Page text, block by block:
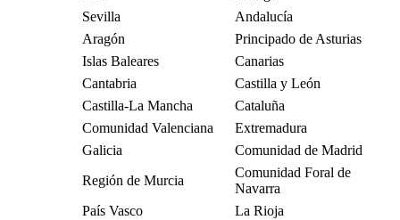
Sevilla
Andalucía
Aragón
Principado de Asturias
Islas Baleares
Canarias
Cantabria
Castilla y León
Castilla-La Mancha
Cataluña
Comunidad Valenciana
Extremadura
Galicia
Comunidad de Madrid
Región de Murcia
Comunidad Foral de
Navarra
País Vasco
La Rioja